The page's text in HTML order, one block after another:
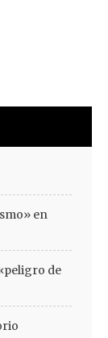
en
de